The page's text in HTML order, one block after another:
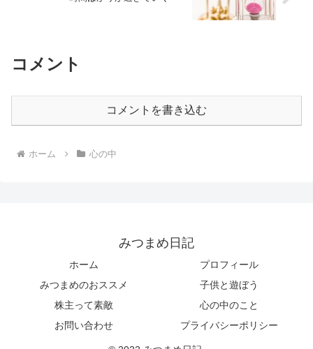
コメント
コメントを書き込む
ホーム 心の中
みつまめ日記
ホーム
プロフィール
みつまめのおススメ
子供と遊ぼう
株主って素敵
心の中のこと
お問い合わせ
プライバシーポリシー